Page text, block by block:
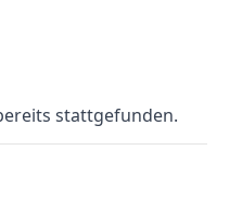
stattgefunden.